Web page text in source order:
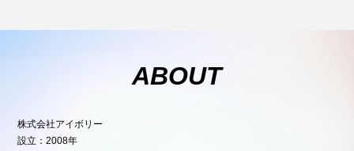
ABOUT
株式会社アイボリー
設立：2008年